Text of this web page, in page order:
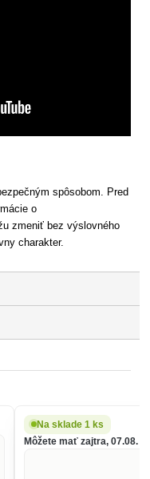
spôsobom. Pred
o
zmeniť bez výslovného
charakter.
Na sklade 1 ks
Môžete mať zajtra, 07.08.